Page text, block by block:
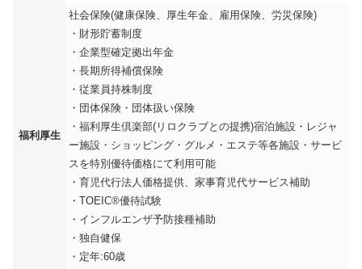
福利厚生
社会保険(健康保険、厚生年金、雇用保険、労災保険)
・財形貯蓄制度
・企業型確定拠出年金
・長期所得補償保険
・従業員持株制度
・団体保険・団体扱い保険
・福利厚生倶楽部(リロクラブとの提携)宿泊施設・レジャ
ー施設・ショッピング・グルメ・エステ等各施設・サービ
スを特別優待価格にて利用可能
・育児代行法人価格提供、家事育児代サービス補助
・TOEIC®優待試験
・インフルエンザ予防接種補助
・独自健保
・定年:60歳